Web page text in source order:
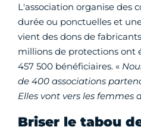
L'association organise des
durée ou ponctuelles et
vient des dons de
millions de protections ont
457 500 bénéficiaires. « N
de 400 associations
Elles vont vers les femmes
Briser le tabou